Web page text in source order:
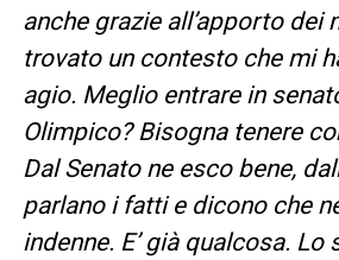
anche grazie all’apporto dei
trovato un contesto che mi
agio. Meglio entrare in
Olimpico? Bisogna tenere
Dal Senato ne esco bene,
parlano i fatti e dicono che
indenne. E’ già qualcosa. Lo